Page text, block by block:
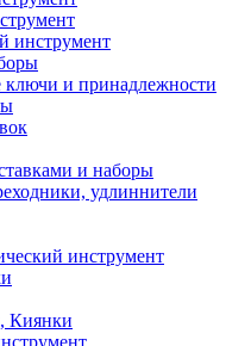
инструмент
ключи и принадлежности
и наборы
удлиннители
инструмент
Киянки